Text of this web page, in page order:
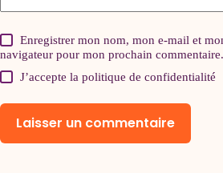
Enregistrer mon nom, mon e-mail et
navigateur pour mon prochain commentaire.
J’accepte lapolitique de confidentialité
Laisser un commentaire